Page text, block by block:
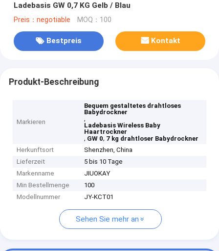
Ladebasis GW 0,7 KG Gelb / Blau
Preis：negotiable MOQ：100
Bestpreis Kontakt
Produkt-Beschreibung
Markieren
Bequem gestaltetes drahtloses
Babydrockner
,
Ladebasis Wireless Baby
Haartrockner
, GW 0, 7 kg drahtloser Babydrockner
Herkunftsort
Shenzhen, China
Lieferzeit
5 bis 10 Tage
Markenname
JIUOKAY
Min Bestellmenge
100
Modellnummer
JY-KCT01
Sehen Sie mehr an